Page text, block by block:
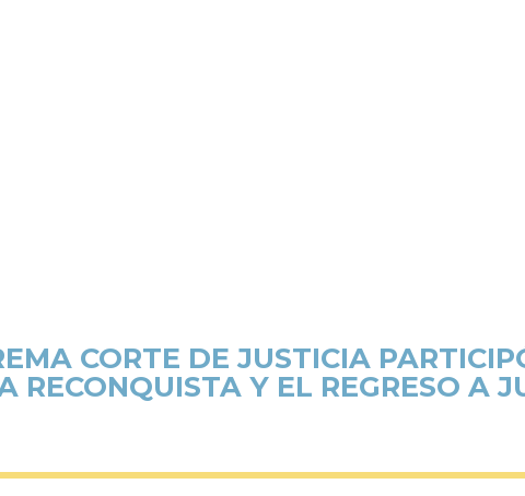
CORTE DE JUSTICIA
RECONQUISTA Y EL REGRESO A